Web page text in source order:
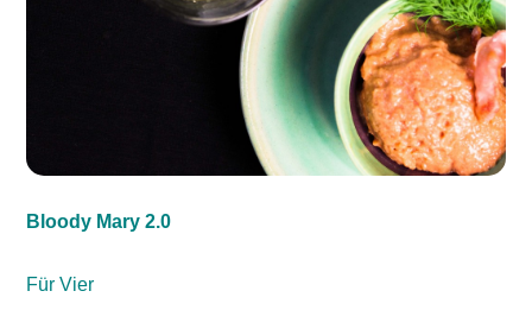
Bloody Mary 2.0
Für Vier